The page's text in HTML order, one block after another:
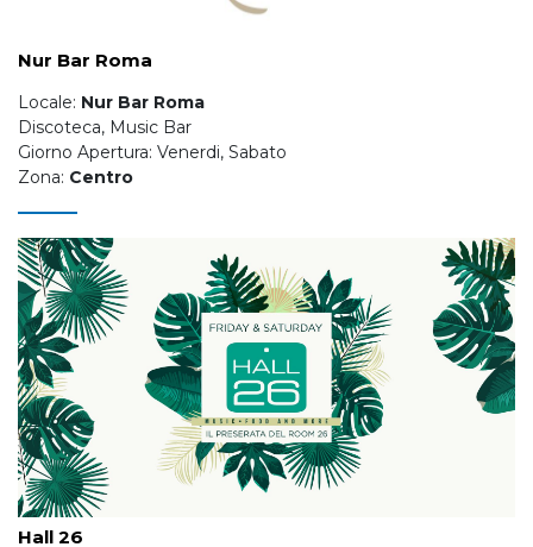
Nur Bar Roma
Locale: Nur Bar Roma
Discoteca, Music Bar
Giorno Apertura: Venerdi, Sabato
Zona: Centro
Hall 26